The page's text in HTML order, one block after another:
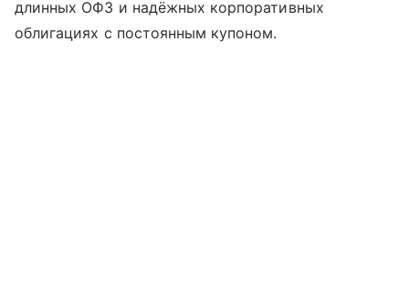
длинных ОФЗ и надёжных корпоративных
облигациях с постоянным купоном.